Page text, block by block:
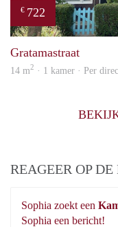
€ 722
Gratamastraat
14 m2 · 1 kamer · Per
REAGEER OP
Sophia zoekt een
Sophia een bericht!